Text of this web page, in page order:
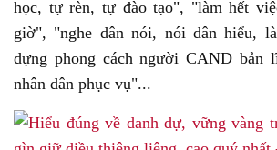
học, tự rèn, tự đào tạo", "làm hết
giờ", "nghe dân nói, nói dân hiểu,
dựng phong cách người CAND bản
nhân dân phục vụ"...